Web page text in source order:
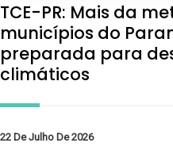
TCE-PR: Mais da
municípios do
preparada para
climáticos
22 De Julho De 2026